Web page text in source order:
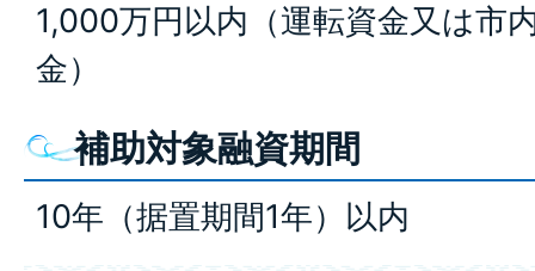
1,000万円以内（運転資金又は市
金）
補助対象融資期間
10年（据置期間1年）以内